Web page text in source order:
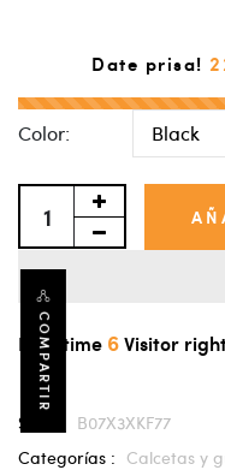
COMPARTIR
Date prisa!
Color:
Real time 6Visitor
SKU :
B07X3XKF77
Categorías : Calcetas y